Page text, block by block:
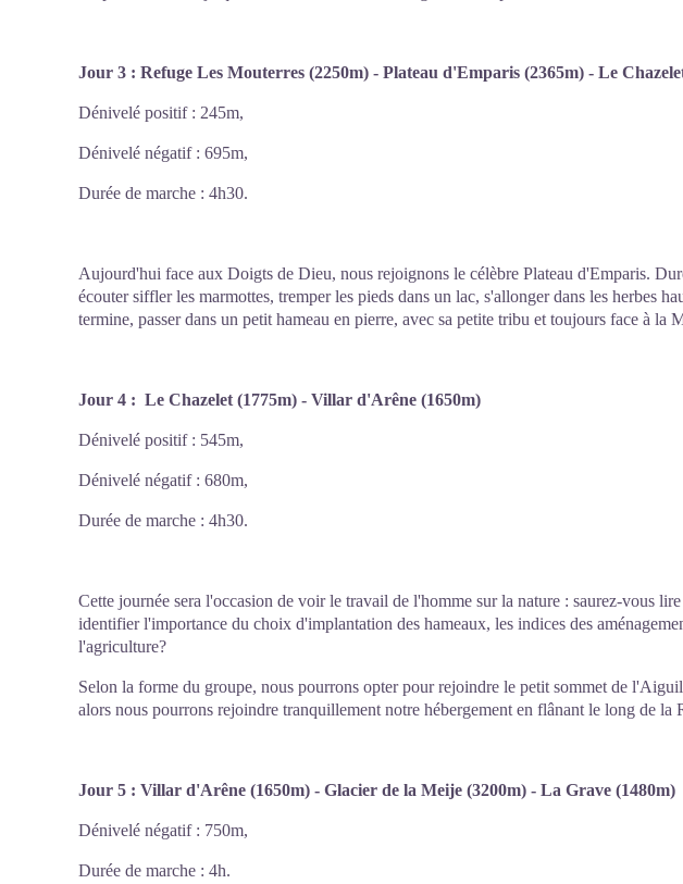
Jour 3 : Refuge Les Mouterres (2250m) - Plateau d'Emparis (2365m) - Le
Dénivelé positif : 245m,
Dénivelé négatif : 695m,
Durée de marche : 4h30.
Aujourd'hui face aux Doigts de Dieu, nous rejoignons le célèbre Plateau d'Emparis.
écouter siffler les marmottes, tremper les pieds dans un lac, s'allonger dans les herbes
termine, passer dans un petit hameau en pierre, avec sa petite tribu et toujours face à la
Jour 4 : Le Chazelet (1775m) - Villar d'Arêne (1650m)
Dénivelé positif : 545m,
Dénivelé négatif : 680m,
Durée de marche : 4h30.
Cette journée sera l'occasion de voir le travail de l'homme sur la nature : saurez-vous
identifier l'importance du choix d'implantation des hameaux, les indices des
l'agriculture?
Selon la forme du groupe, nous pourrons opter pour rejoindre le petit sommet de
alors nous pourrons rejoindre tranquillement notre hébergement en flânant le long de la
Jour 5 : Villar d'Arêne (1650m) - Glacier de la Meije (3200m) - La Grave (1480m)
Dénivelé négatif : 750m,
Durée de marche : 4h.